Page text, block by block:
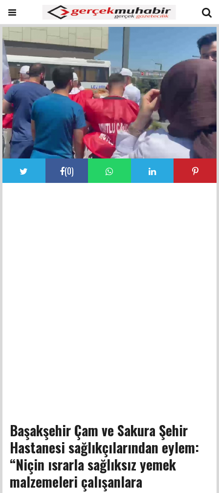
(0)
Başakşehir Çam ve Sakura Şehir
Hastanesi sağlıkçılarından eylem:
“Niçin ısrarla sağlıksız yemek
malzemeleri çalışanlara